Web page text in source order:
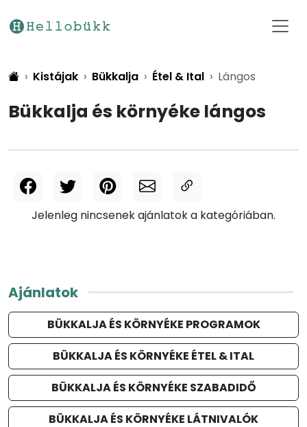
Kistájak Bükkalja Étel & Ital Lángos
Bükkalja és környéke lángos
Jelenleg nincsenek ajánlatok a kategóriában.
Ajánlatok
BÜKKALJA ÉS KÖRNYÉKE PROGRAMOK
BÜKKALJA ÉS KÖRNYÉKE ÉTEL & ITAL
BÜKKALJA ÉS KÖRNYÉKE SZABADIDŐ
BÜKKALJA ÉS KÖRNYÉKE LÁTNIVALÓK